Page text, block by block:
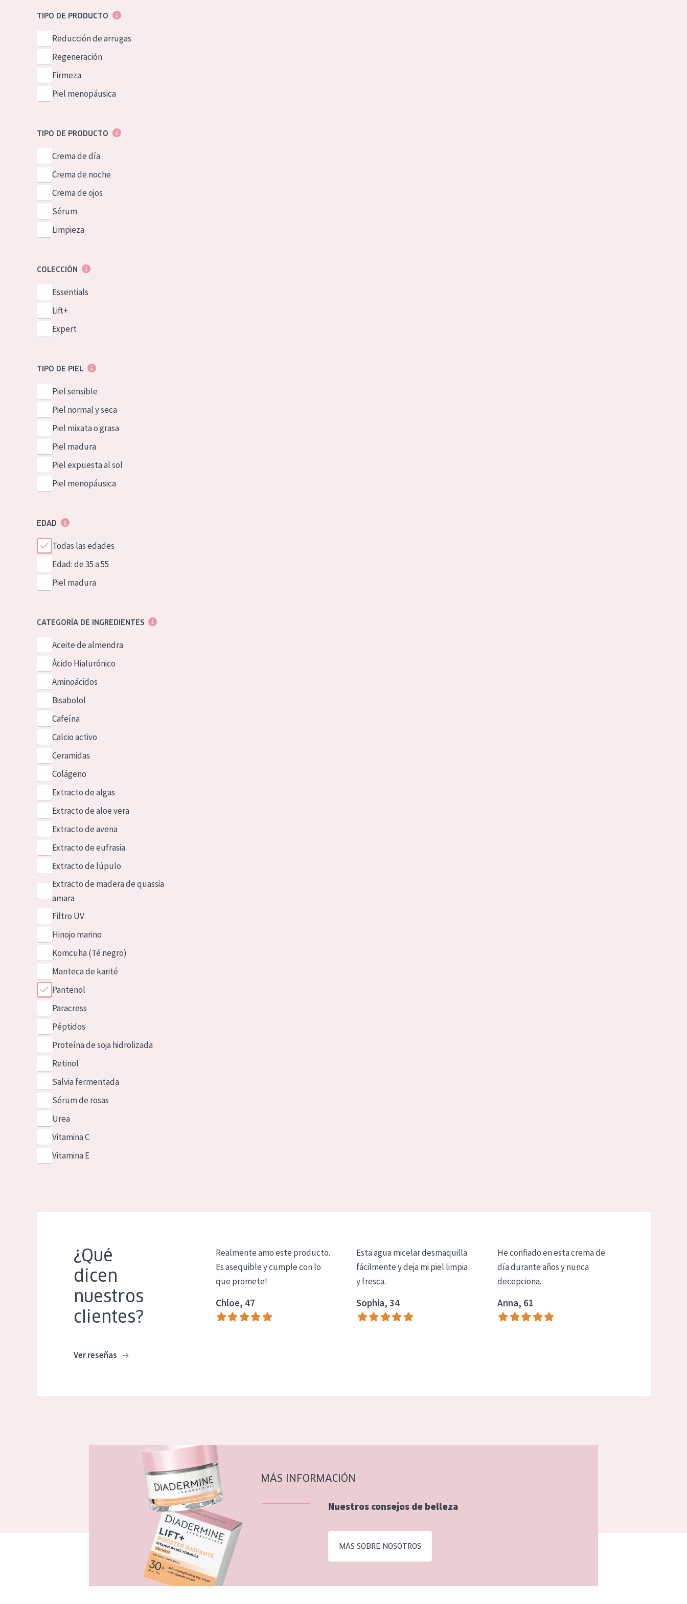
GermanTIPO DE PRODUCTO
Reducción de arrugas
Regeneración
Firmeza
Piel menopáusica
TIPO DE PRODUCTO
Crema de día
Crema de noche
Crema de ojos
Sérum
Limpieza
COLECCIÓN
Essentials
Lift+
Expert
TIPO DE PIEL
Piel sensible
Piel normal y seca
Piel mixata o grasa
Piel madura
Piel expuesta al sol
Piel menopáusica
EDAD
Todas las edades
Edad: de 35 a 55
Piel madura
CATEGORÍA DE INGREDIENTES
Aceite de almendra
Ácido Hialurónico
Aminoácidos
Bisabolol
Cafeína
Calcio activo
Ceramidas
Colágeno
Extracto de algas
Extracto de aloe vera
Extracto de avena
Extracto de eufrasia
Extracto de lúpulo
Extracto de madera de quassia
amara
Filtro UV
Hinojo marino
Komcuha (Té negro)
Manteca de karité
Pantenol
Paracress
Péptidos
Proteína de soja hidrolizada
Retinol
Salvia fermentada
Sérum de rosas
Urea
Vitamina C
Vitamina E
¿Qué
dicen
nuestros
clientes?
Ver reseñas
Realmente amo este producto.
Es asequible y cumple con lo
que promete!
Chloe, 47
Esta agua micelar desmaquilla
fácilmente y deja mi piel limpia
y fresca.
Sophia, 34
He confiado en esta crema de
día durante años y nunca
decepciona.
Anna, 61
MÁS INFORMACIÓN
Nuestros consejos de belleza
MÁS SOBRE NOSOTROS